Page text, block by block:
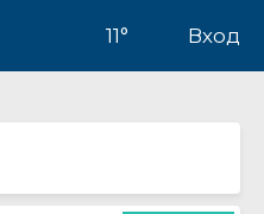
11° Вход